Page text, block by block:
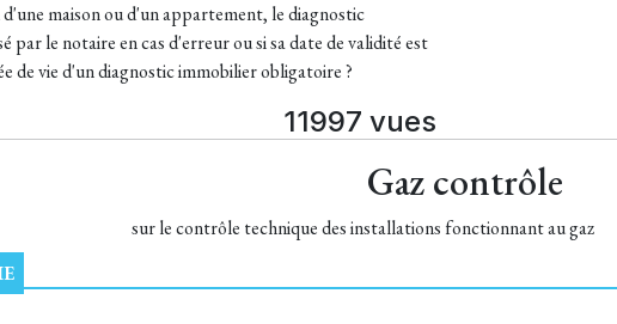
maison ou d'un appartement, le diagnostic
par le notaire en cas d'erreur ou si sa date de validité est
de vie d'un diagnostic immobilier obligatoire ?
11997 vues
Gaz contrôle
sur le contrôle technique des installations fonctionnant au gaz